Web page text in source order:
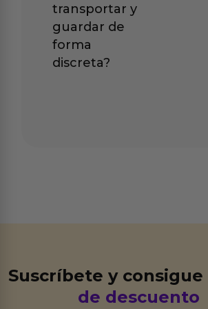
transportar y
guardar de
forma
discreta?
Suscríbete y
de descuento